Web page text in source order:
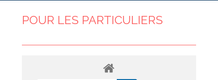
POUR LES PARTICULIERS